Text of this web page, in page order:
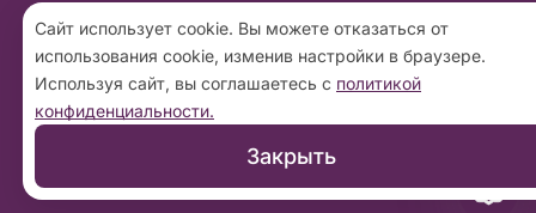
Пользовательское соглашение
2026 ©«Золотой цветок»- Интернет-магазин
доставки цветов в Пскове. Сайт создан на
платформеФлория.
Сайт использует cookie. Вы можете отказаться от
использования cookie, изменив настройки в браузере.
Используя сайт, вы соглашаетесь с политикой
конфиденциальности.
Закрыть